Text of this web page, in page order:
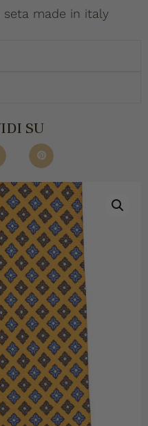
seta made in italy
SU